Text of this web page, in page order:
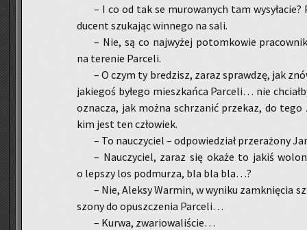
– I co od tak se mu­ro­wa­nych tam
du­cent szu­ka­jąc win­ne­go na sali.
– Nie, są co naj­wy­żej po­tom­ko­wie
na te­re­nie Par­ce­li.
– O czym ty bre­dzisz, zaraz spraw­dzę, jak
ja­kie­goś by­łe­go miesz­kań­ca Par­ce­li… nie
ozna­cza, jak można schrza­nić prze­kaz, do
kim jest ten czło­wiek.
– To na­uczy­ciel – od­po­wie­dział prze­ra­żo­ny
– Na­uczy­ciel, zaraz się okaże to jakiś
o lep­szy los pod­mu­rza, bla bla bla…?
– Nie, Alek­sy War­min, w wy­ni­ku za­mknię­cia
szo­ny do opusz­cze­nia Par­ce­li…
– Kurwa, zwa­rio­wa­li­ście…